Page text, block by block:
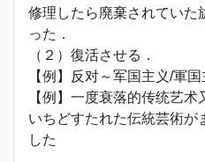
修理したら廃棄されていた
った．
（２）復活させる．
【例】反对～军国主义/軍
【例】一度衰落的传统艺术
いちどすたれた伝統芸術が
した